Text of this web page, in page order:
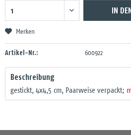
IN
Merken
Artikel-Nr.: 600922
Beschreibung
gestickt, 4x4,5 cm, Paarweise verpackt;